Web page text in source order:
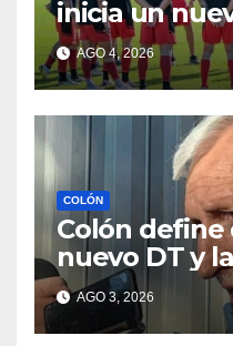
inicia un
mira en San
AGO 4, 2026
COLÓN
Colón define
nuevo DT y
la tiene José
AGO 3, 2026